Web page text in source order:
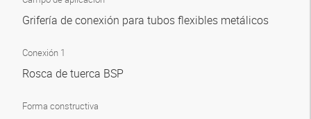
Grifería de conexión para tubos flexibles metálicos
Conexión 1
Rosca de tuerca BSP
Forma constructiva